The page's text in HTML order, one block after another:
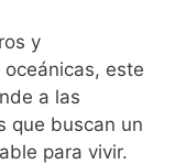
y
este
a las
que buscan un
para vivir.